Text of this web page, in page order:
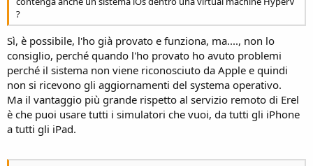
?
Sì, è possibile, l'ho già provato e funziona, ma...., non lo
consiglio, perché quando l'ho provato ho avuto problemi
perché il sistema non viene riconosciuto da Apple e quindi
non si ricevono gli aggiornamenti del systema operativo.
Ma il vantaggio più grande rispetto al servizio remoto di Erel
è che puoi usare tutti i simulatori che vuoi, da tutti gli iPhone
a tutti gli iPad.